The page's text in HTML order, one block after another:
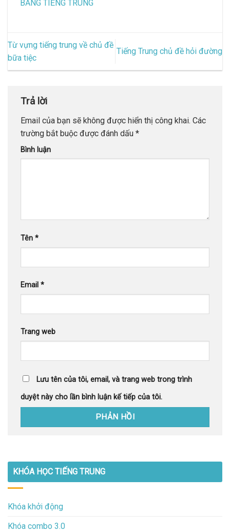
BẰNG TIẾNG TRUNG
Từ vựng tiếng trung về chủ đề
bữa tiệc
Tiếng Trung chủ đề hỏi đường
Trả lời
Email của bạn sẽ không được hiển thị công khai. Các
trường bắt buộc được đánh dấu *
Bình luận
Tên *
Email *
Trang web
Lưu tên của tôi, email, và trang web trong trình
duyệt này cho lần bình luận kế tiếp của tôi.
KHÓA HỌC TIẾNG TRUNG
Khóa khởi động
Khóa combo 3.0